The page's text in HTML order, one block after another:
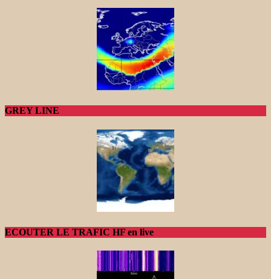
GREY LINE
ECOUTER LE TRAFIC HF en live